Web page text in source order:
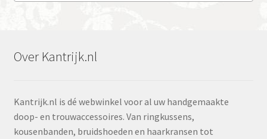
Over Kantrijk.nl
Kantrijk.nl is dé webwinkel voor al uw handgemaakte
doop- en trouwaccessoires. Van ringkussens,
kousenbanden, bruidshoeden en haarkransen tot